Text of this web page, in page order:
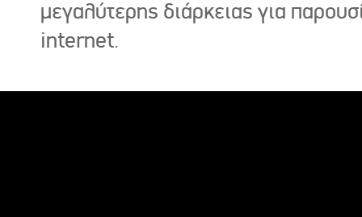
μεγαλύτερης διάρκειας για
internet.